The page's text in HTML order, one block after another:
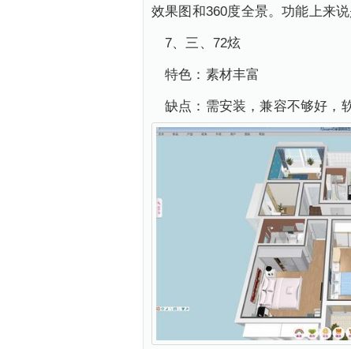
效果图和360度全景。功能上来
7、三、72炫
特色：素材丰富
缺点：需安装，兼容不够好，